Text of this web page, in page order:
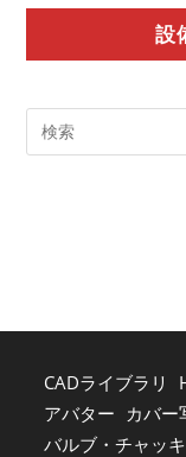
設
CADライブラリ
アバター カバー
バルブ・チャッ